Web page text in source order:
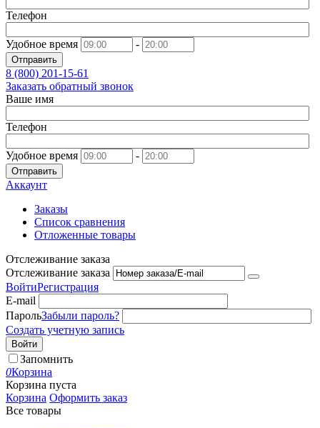
Телефон
Удобное время -
Отправить
8 (800) 201-15-61
Заказать обратный звонок
Ваше имя
Телефон
Удобное время -
Отправить
Аккаунт
Заказы
Список сравнения
Отложенные товары
Отслеживание заказа
Отслеживание заказа
ВойтиРегистрация
E-mail
ПарольЗабыли пароль?
Создать учетную запись
Войти
Запомнить
0Корзина
Корзина пуста
Корзина Оформить заказ
Все товары